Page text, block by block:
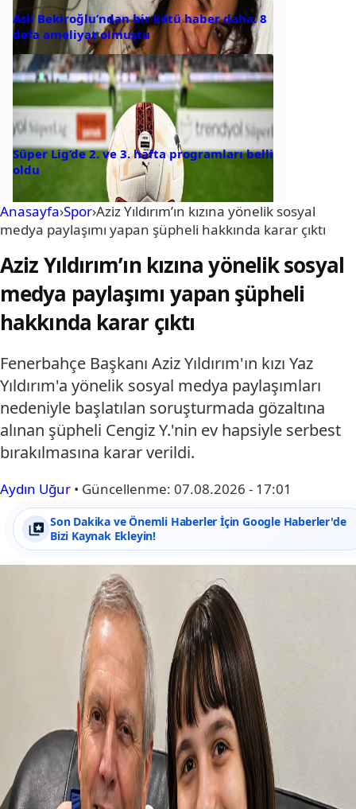
Aslı Bekiroğlu’ndan bir kötü haber daha: 8
defa ameliyat olmuştu
Süper Lig’de 2. ve 3. hafta programları belli
oldu
Anasayfa›Spor›Aziz Yıldırım’ın kızına yönelik sosyal
medya paylaşımı yapan şüpheli hakkında karar çıktı
Aziz Yıldırım’ın kızına yönelik sosyal
medya paylaşımı yapan şüpheli
hakkında karar çıktı
Fenerbahçe Başkanı Aziz Yıldırım'ın kızı Yaz
Yıldırım'a yönelik sosyal medya paylaşımları
nedeniyle başlatılan soruşturmada gözaltına
alınan şüpheli Cengiz Y.'nin ev hapsiyle serbest
bırakılmasına karar verildi.
Aydın Uğur • Güncellenme: 07.08.2026 - 17:01
Son Dakika ve Önemli Haberler İçin Google Haberler'de
Bizi Kaynak Ekleyin!